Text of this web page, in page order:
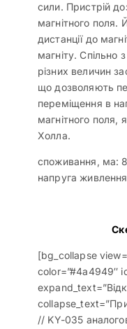
сили. Пристрій
магнітного поля.
дистанції до
магніту. Спільно
різних величин
що дозволяють
переміщення в
магнітного поля,
Холла.
споживання, ма: 8
напруга
[bg_collapse
color=”#4a4949″
// KY-035